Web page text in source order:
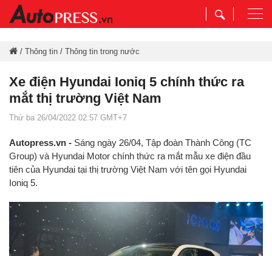
/ Thông tin / Thông tin trong nước
Xe điện Hyundai Ioniq 5 chính thức ra
mắt thị trường Việt Nam
Thứ ba 26/04/2022 02:57 GMT+7
Autopress.vn - Sáng ngày 26/04, Tập đoàn Thành Công (TC
Group) và Hyundai Motor chính thức ra mắt mẫu xe điện đầu
tiên của Hyundai tại thị trường Việt Nam với tên gọi Hyundai
Ioniq 5.